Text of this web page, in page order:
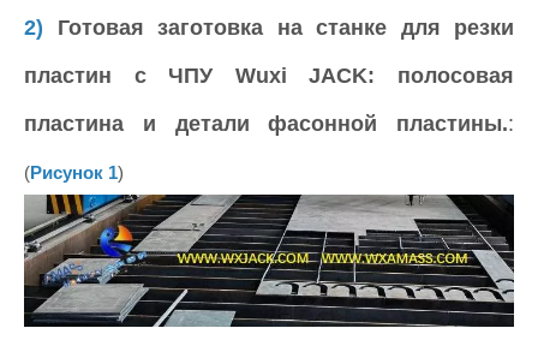
2)
Готовая заготовка на станке для резки
пластин с ЧПУ Wuxi JACK: полосовая
пластина и детали фасонной пластины.:
(Рисунок 1)